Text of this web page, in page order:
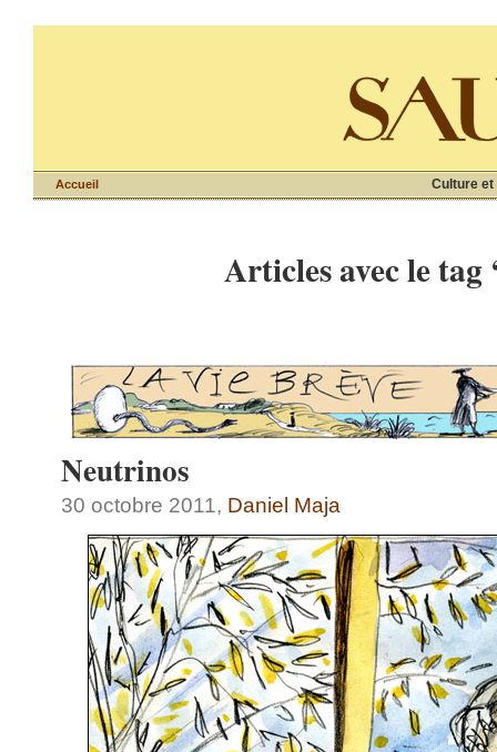
Culture et
Accueil
Articles avec le tag
Neutrinos
30 octobre 2011, Daniel Maja